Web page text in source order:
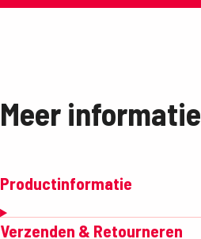
Meer informatie
Productinformatie
Verzenden & Retourneren